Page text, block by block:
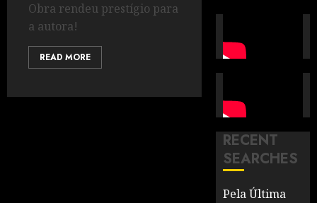
Obra rendeu prestígio para
a autora!
READ MORE
RECENT
SEARCHES
Pela Última